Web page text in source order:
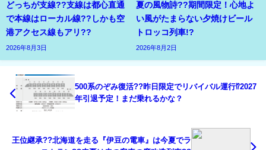
どっちが支線??支線は都心直通
で本線はローカル線??しかも空
港アクセス線もアリ??
2026年8月3日
夏の風物詩??期間限定！心地よ
い風がたまらない夕焼けビール
トロッコ列車!?
2026年8月2日
500系のぞみ復活??昨日限定でリバイバル運行⁉2027
年引退予定！まだ乗れるかな？
王位継承??北海道を走る『伊豆の電車』は今夏でラ